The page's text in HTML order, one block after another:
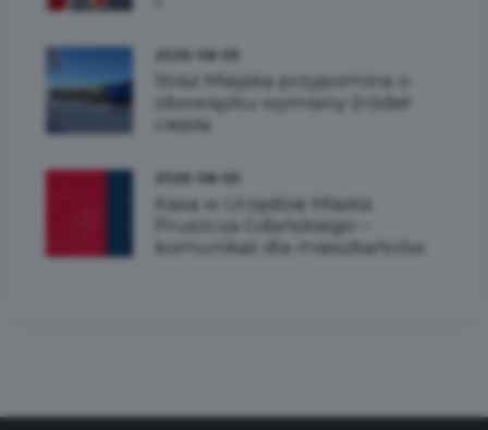
2026-08-05
Straż Miejska przypomina o
obowiązku wymiany źródeł
ciepła
2026-08-05
Kasa w Urzędzie Miasta
Pruszcza Gdańskiego –
komunikat dla mieszkańców